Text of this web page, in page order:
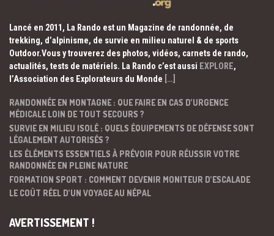
Lancé en 2011, La Rando est un Magazine de randonnée, de
trekking, d’alpinisme, de survie en milieu naturel & de sports
Outdoor.Vous y trouverez des photos, vidéos, carnets de rando,
actualités, tests de matériels. La Rando c’est aussi EXPLORE,
l’Association des Explorateurs du Monde […]
RANDONNÉE EN MONTAGNE : QUE FAIRE EN CAS D’URGENCE
MÉDICALE LOIN DE TOUT SECOURS ?
SURVIE EN MILIEU ISOLÉ : QUELS ÉQUIPEMENTS DE DÉFENSE SONT
LÉGALEMENT AUTORISÉS ?
LES ÉLÉMENTS ESSENTIELS À PRÉVOIR POUR RÉUSSIR VOTRE
RANDONNÉE EN PLEINE NATURE
FORMATION SPORT : COMMENT DEVENIR MONITEUR D’ESCALADE
LE COÛT RÉEL D’UN VOYAGE AU NÉPAL
AVERTISSEMENT !